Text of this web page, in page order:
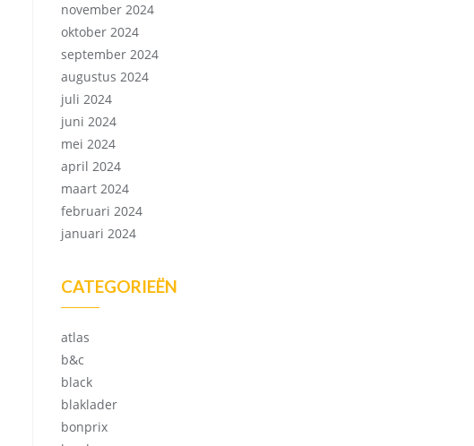
november 2024
oktober 2024
september 2024
augustus 2024
juli 2024
juni 2024
mei 2024
april 2024
maart 2024
februari 2024
januari 2024
CATEGORIEËN
atlas
b&c
black
blaklader
bonprix